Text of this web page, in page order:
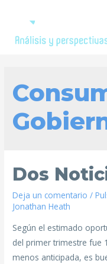
Dos
Deja un comentario /
Jonathan Heath
Según el estimado
del primer trimestre fue
menos anticipada, es